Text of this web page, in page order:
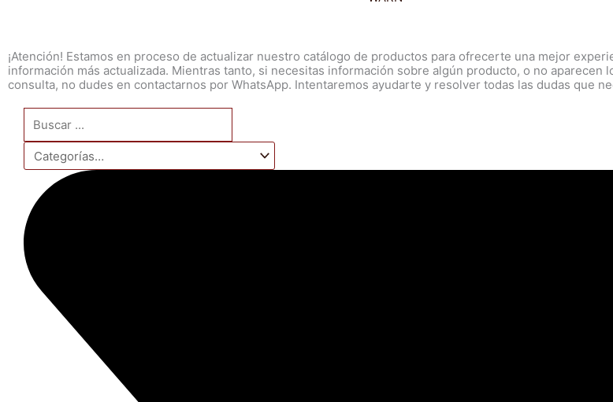
¡Atención! Estamos en proceso de actualizar nuestro catálogo de productos para ofrecerte una mejor
información más actualizada. Mientras tanto, si necesitas información sobre algún producto, o no aparecen
consulta, no dudes en contactarnos por WhatsApp. Intentaremos ayudarte y resolver todas las dudas que
Search
...